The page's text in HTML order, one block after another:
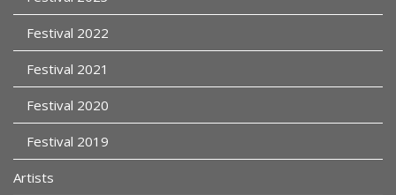
Festival 2022
Festival 2021
Festival 2020
Festival 2019
Artists